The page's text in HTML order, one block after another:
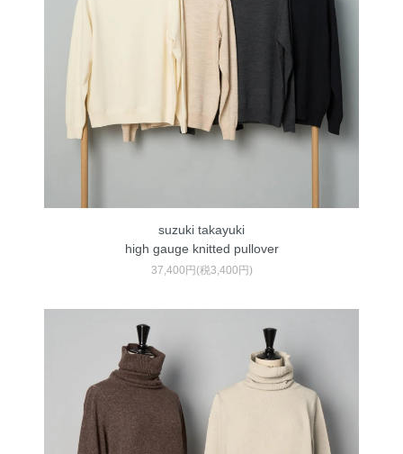
suzuki takayuki
high gauge knitted pullover
37,400円(税3,400円)